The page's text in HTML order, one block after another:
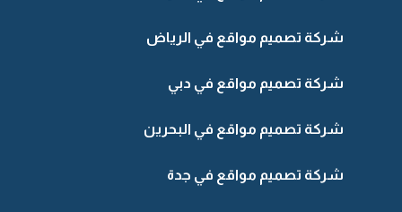
شركة تصميم مواقع في الرياض
شركة تصميم مواقع في دبي
شركة تصميم مواقع في البحرين
شركة تصميم مواقع في جدة